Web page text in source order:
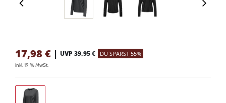
17,98 € | UVP 39,95 € DU SPARST 55%
inkl. 19 % MwSt.